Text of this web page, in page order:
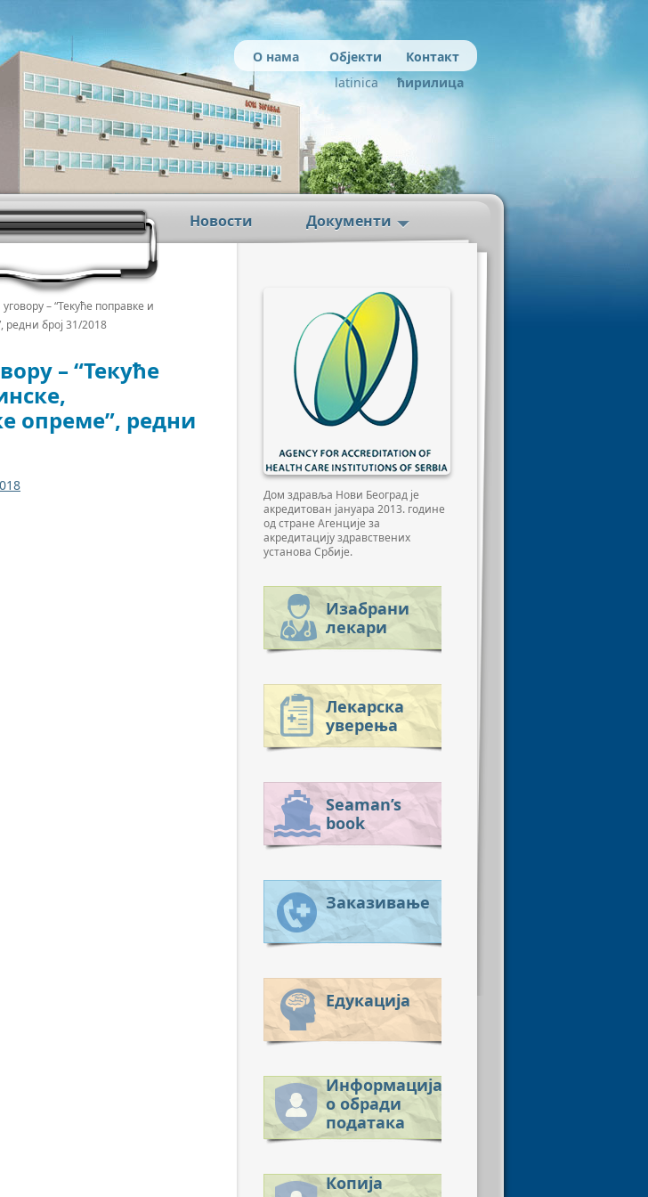
О нама Објекти
Контакт
ћирилица
latinica
Новости Документи
– “Текуће поправке и
број 31/2018
– “Текуће
опреме”, редни
Дом здравља Нови Београд је
акредитован јануара 2013. године
од стране Агенције за
акредитацију здравствених
установа Србије.
Изабрани
лекари
Лекарска
уверења
Seaman’s
book
Заказивање
Едукација
Информација
о обради
података
Копија